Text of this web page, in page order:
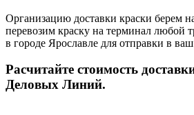
Организацию доставки краски берем
перевозим краску на терминал любой
в городе Ярославле для отправки в
Расчитайте стоимость
Деловых Линий.